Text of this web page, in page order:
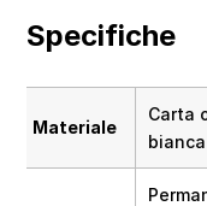
Specifiche
Materiale
Carta